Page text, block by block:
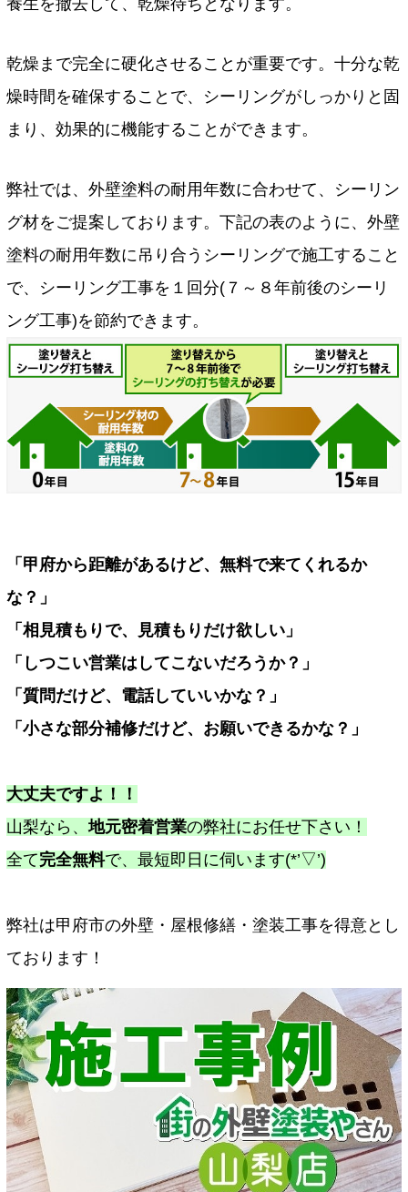
乾燥まで完全に硬化させることが重要です。十分な乾
燥時間を確保することで、シーリングがしっかりと固
まり、効果的に機能することができます。
弊社では、外壁塗料の耐用年数に合わせて、シーリン
グ材をご提案しております。下記の表のように、外壁
塗料の耐用年数に吊り合うシーリングで施工すること
で、シーリング工事を１回分(７～８年前後のシーリ
ング工事)を節約できます。
「甲府から距離があるけど、無料で来てくれるか
な？」
「相見積もりで、見積もりだけ欲しい」
「しつこい営業はしてこないだろうか？」
「質問だけど、電話していいかな？」
「小さな部分補修だけど、お願いできるかな？」
大丈夫ですよ！！
山梨なら、地元密着営業の弊社にお任せ下さい！
全て完全無料で、最短即日に伺います(*’▽’)
弊社は甲府市の外壁・屋根修繕・塗装工事を得意とし
ております！